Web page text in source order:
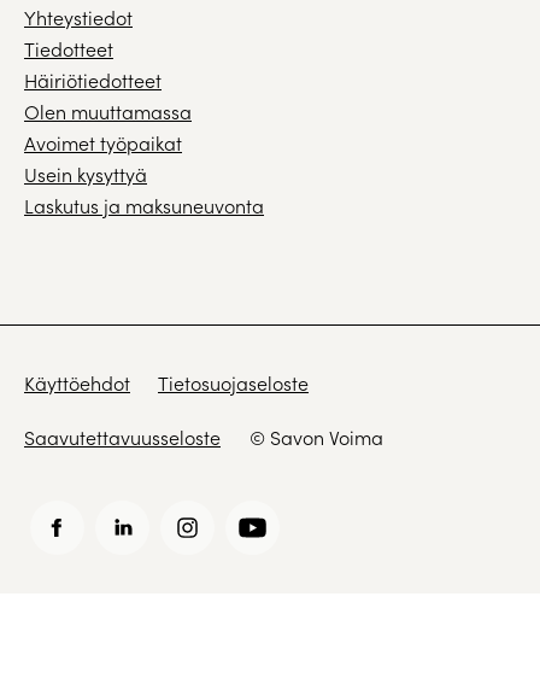
Yhteystiedot
Tiedotteet
Häiriötiedotteet
Olen muuttamassa
Avoimet työpaikat
Usein kysyttyä
Laskutus ja maksuneuvonta
Käyttöehdot Tietosuojaseloste
Saavutettavuusseloste © Savon Voima